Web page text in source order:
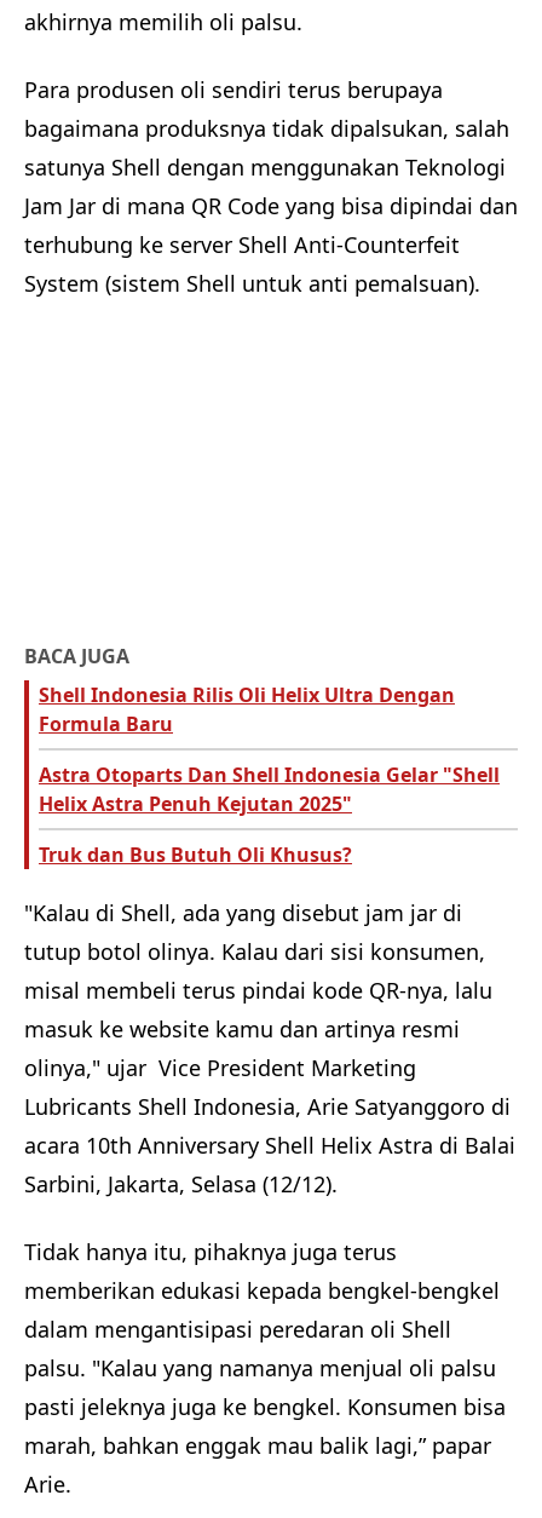
akhirnya memilih oli palsu.
Para produsen oli sendiri terus berupaya
bagaimana produksnya tidak dipalsukan, salah
satunya Shell dengan menggunakan Teknologi
Jam Jar di mana QR Code yang bisa dipindai dan
terhubung ke server Shell Anti-Counterfeit
System (sistem Shell untuk anti pemalsuan).
BACA JUGA
Shell Indonesia Rilis Oli Helix Ultra Dengan
Formula Baru
Astra Otoparts Dan Shell Indonesia Gelar "Shell
Helix Astra Penuh Kejutan 2025"
Truk dan Bus Butuh Oli Khusus?
"Kalau di Shell, ada yang disebut jam jar di
tutup botol olinya. Kalau dari sisi konsumen,
misal membeli terus pindai kode QR-nya, lalu
masuk ke website kamu dan artinya resmi
olinya," ujar Vice President Marketing
Lubricants Shell Indonesia, Arie Satyanggoro di
acara 10th Anniversary Shell Helix Astra di Balai
Sarbini, Jakarta, Selasa (12/12).
Tidak hanya itu, pihaknya juga terus
memberikan edukasi kepada bengkel-bengkel
dalam mengantisipasi peredaran oli Shell
palsu. "Kalau yang namanya menjual oli palsu
pasti jeleknya juga ke bengkel. Konsumen bisa
marah, bahkan enggak mau balik lagi,” papar
Arie.